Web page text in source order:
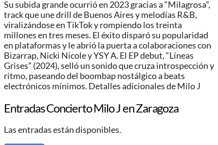
Su subida grande ocurrió en 2023 gracias a “Milagrosa”,
track que une drill de Buenos Aires y melodías R&B,
viralizándose en TikTok y rompiendo los treinta
millones en tres meses. El éxito disparó su popularidad
en plataformas y le abrió la puerta a colaboraciones con
Bizarrap, Nicki Nicole y YSY A. El EP debut, “Líneas
Grises” (2024), selló un sonido que cruza introspección y
ritmo, paseando del boombap nostálgico a beats
electrónicos mínimos. Detalles adicionales de Milo J
Entradas Concierto Milo J en Zaragoza
Las entradas están disponibles.